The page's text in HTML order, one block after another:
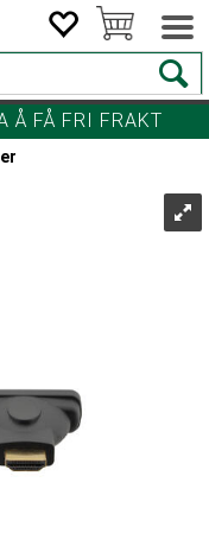
Å FÅ FRI FRAKT